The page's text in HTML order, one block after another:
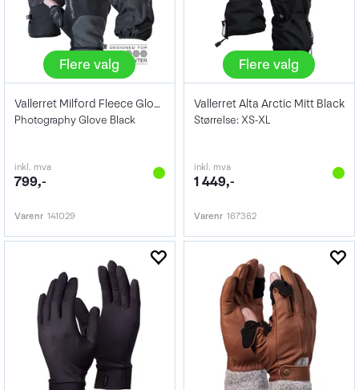
Flere valg
Vallerret Milford Fleece Glove - XS-XL
Photography Glove Black
inkl. mva
799,-
Varenr 141029
Flere valg
Vallerret Alta Arctic Mitt Black
Størrelse: XS-XL
inkl. mva
1 449,-
Varenr 167362